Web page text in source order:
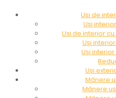
Uși de
Uși
Uși de interior
Uși
Uși
Uși
Mânere
Mânere